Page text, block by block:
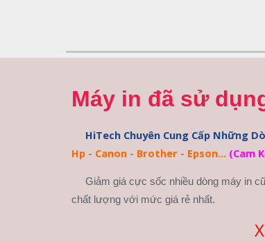
Máy in đã sử
Hp - Canon - Brother - Epson... (Cam
Giảm giá cực sốc nhiều dòng máy in
chất lượng với mức giá rẻ nhất.